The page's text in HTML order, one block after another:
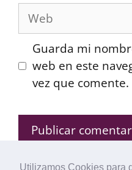
Utilizamos Cookies para
Web
Guarda mi
web en este
vez que comente.